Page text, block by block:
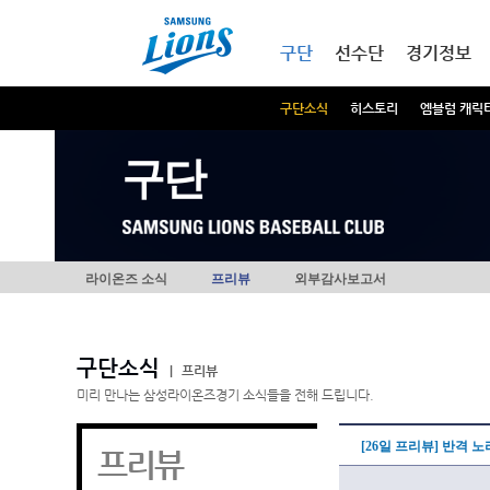
구단
구단소식 히스토리 엠블럼 캐릭
선수단 경기정보
구단
라이온즈 소식 프리뷰 외부감사보고서
구단소식
프리뷰
미리 만나는 삼성라이온즈경기 소식들을 전해 드립니다.
프리뷰 [26일 프리뷰] 반격